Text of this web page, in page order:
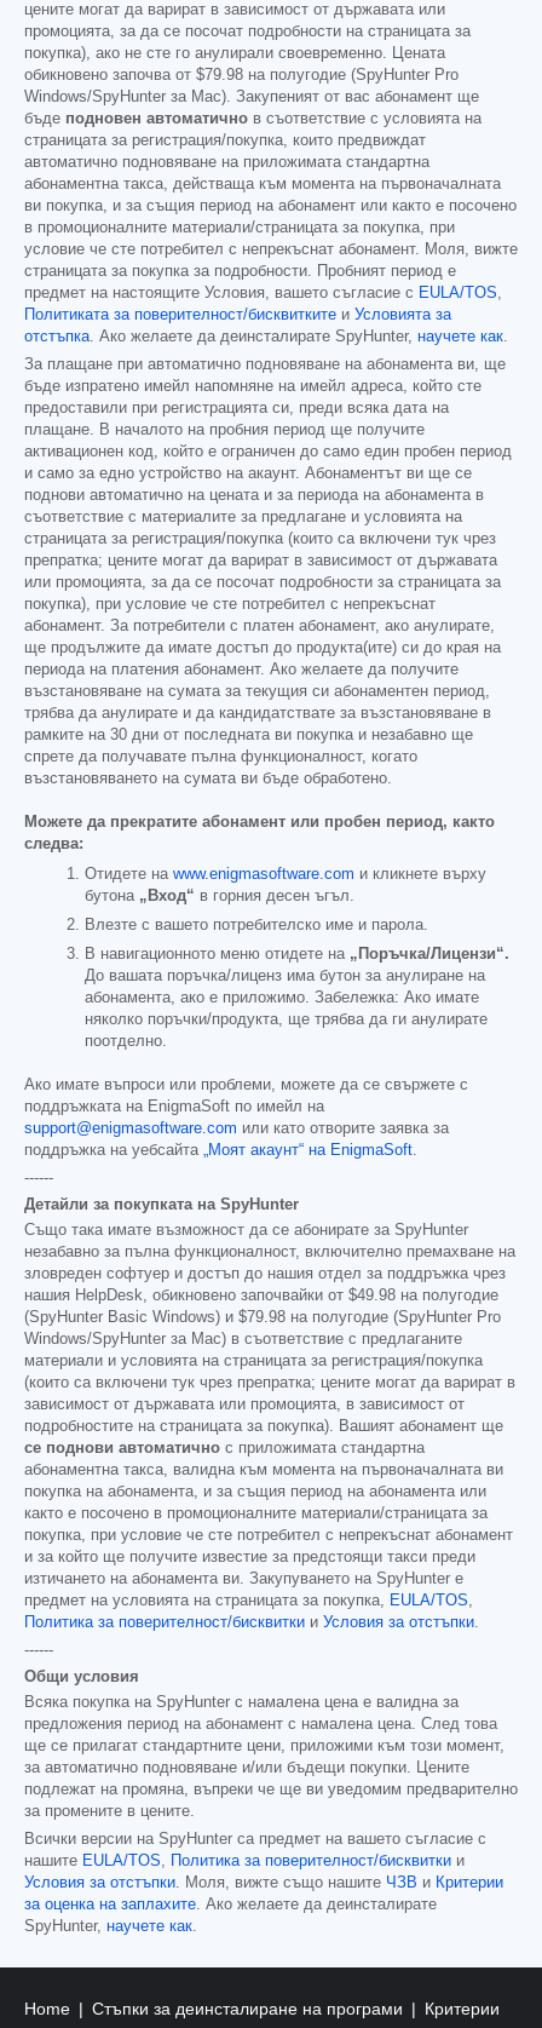
цените могат да варират в зависимост от държавата или
промоцията, за да се посочат подробности на страницата за
покупка), ако не сте го анулирали своевременно. Цената
обикновено започва от $79.98 на полугодие (SpyHunter Pro
Windows/SpyHunter за Mac). Закупеният от вас абонамент ще
бъде подновен автоматично в съответствие с условията на
страницата за регистрация/покупка, които предвиждат
автоматично подновяване на приложимата стандартна
абонаментна такса, действаща към момента на първоначалната
ви покупка, и за същия период на абонамент или както е посочено
в промоционалните материали/страницата за покупка, при
условие че сте потребител с непрекъснат абонамент. Моля, вижте
страницата за покупка за подробности. Пробният период е
предмет на настоящите Условия, вашето съгласие с EULA/TOS,
Политиката за поверителност/бисквитките и Условията за
отстъпка. Ако желаете да деинсталирате SpyHunter, научете как.
За плащане при автоматично подновяване на абонамента ви, ще
бъде изпратено имейл напомняне на имейл адреса, който сте
предоставили при регистрацията си, преди всяка дата на
плащане. В началото на пробния период ще получите
активационен код, който е ограничен до само един пробен период
и само за едно устройство на акаунт. Абонаментът ви ще се
поднови автоматично на цената и за периода на абонамента в
съответствие с материалите за предлагане и условията на
страницата за регистрация/покупка (които са включени тук чрез
препратка; цените могат да варират в зависимост от държавата
или промоцията, за да се посочат подробности за страницата за
покупка), при условие че сте потребител с непрекъснат
абонамент. За потребители с платен абонамент, ако анулирате,
ще продължите да имате достъп до продукта(ите) си до края на
периода на платения абонамент. Ако желаете да получите
възстановяване на сумата за текущия си абонаментен период,
трябва да анулирате и да кандидатствате за възстановяване в
рамките на 30 дни от последната ви покупка и незабавно ще
спрете да получавате пълна функционалност, когато
възстановяването на сумата ви бъде обработено.
Можете да прекратите абонамент или пробен период, както
следва:
Отидете на www.enigmasoftware.com и кликнете върху
бутона „Вход“ в горния десен ъгъл.
Влезте с вашето потребителско име и парола.
В навигационното меню отидете на „Поръчка/Лицензи“.
До вашата поръчка/лиценз има бутон за анулиране на
абонамента, ако е приложимо. Забележка: Ако имате
няколко поръчки/продукта, ще трябва да ги анулирате
поотделно.
Ако имате въпроси или проблеми, можете да се свържете с
поддръжката на EnigmaSoft по имейл на
support@enigmasoftware.com или като отворите заявка за
поддръжка на уебсайта „Моят акаунт“ на EnigmaSoft.
------
Детайли за покупката на SpyHunter
Също така имате възможност да се абонирате за SpyHunter
незабавно за пълна функционалност, включително премахване на
зловреден софтуер и достъп до нашия отдел за поддръжка чрез
нашия HelpDesk, обикновено започвайки от $49.98 на полугодие
(SpyHunter Basic Windows) и $79.98 на полугодие (SpyHunter Pro
Windows/SpyHunter за Mac) в съответствие с предлаганите
материали и условията на страницата за регистрация/покупка
(които са включени тук чрез препратка; цените могат да варират в
зависимост от държавата или промоцията, в зависимост от
подробностите на страницата за покупка). Вашият абонамент ще
се поднови автоматично с приложимата стандартна
абонаментна такса, валидна към момента на първоначалната ви
покупка на абонамента, и за същия период на абонамента или
както е посочено в промоционалните материали/страницата за
покупка, при условие че сте потребител с непрекъснат абонамент
и за който ще получите известие за предстоящи такси преди
изтичането на абонамента ви. Закупуването на SpyHunter е
предмет на условията на страницата за покупка, EULA/TOS,
Политика за поверителност/бисквитки и Условия за отстъпки.
------
Общи условия
Всяка покупка на SpyHunter с намалена цена е валидна за
предложения период на абонамент с намалена цена. След това
ще се прилагат стандартните цени, приложими към този момент,
за автоматично подновяване и/или бъдещи покупки. Цените
подлежат на промяна, въпреки че ще ви уведомим предварително
за промените в цените.
Всички версии на SpyHunter са предмет на вашето съгласие с
нашите EULA/TOS, Политика за поверителност/бисквитки и
Условия за отстъпки. Моля, вижте също нашите ЧЗВ и Критерии
за оценка на заплахите. Ако желаете да деинсталирате
SpyHunter, научете как.
Home Стъпки за деинсталиране на програми Критерии